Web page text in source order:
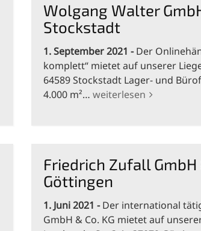
Wolgang Walter
Stockstadt
1. September 2021
Der
komplett“ mietet auf unserer
64589 Stockstadt Lager- und
4.000 m²… weiterlesen
Friedrich Zufall GmbH
Göttingen
1. Juni 2021
Der international
GmbH & Co. KG mietet auf